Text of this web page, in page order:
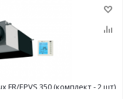
FR/EPVS 350 (комплект - 2 шт)